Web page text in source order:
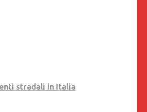
stradali in Italia